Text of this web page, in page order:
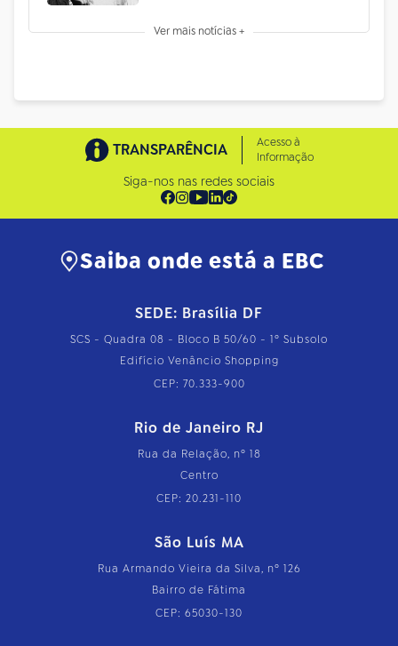
Ver mais notícias +
TRANSPARÊNCIA
Acesso à
Informação
Siga-nos nas redes sociais
Saiba onde está a EBC
SEDE: Brasília DF
SCS - Quadra 08 - Bloco B 50/60 - 1º Subsolo
Edifício Venâncio Shopping
CEP: 70.333-900
Rio de Janeiro RJ
Rua da Relação, nº 18
Centro
CEP: 20.231-110
São Luís MA
Rua Armando Vieira da Silva, nº 126
Bairro de Fátima
CEP: 65030-130